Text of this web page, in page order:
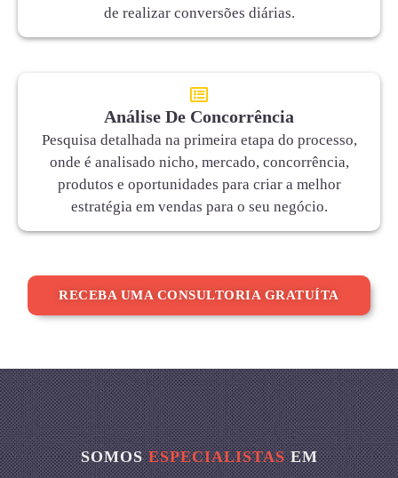
de realizar conversões diárias.
Análise De Concorrência
Pesquisa detalhada na primeira etapa do processo,
onde é analisado nicho, mercado, concorrência,
produtos e oportunidades para criar a melhor
estratégia em vendas para o seu negócio.
RECEBA UMA CONSULTORIA GRATUÍTA
SOMOSESPECIALISTASEM